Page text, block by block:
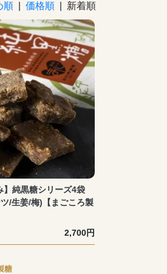
順 価格順 | 新着順
】純黒糖シリーズ4袋
/生姜/梅)【まごころ製
2,700円
糖